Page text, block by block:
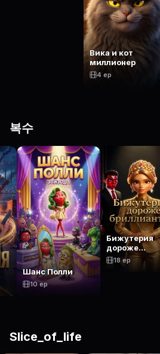
Вика и кот
миллионер
4 ep
복수
Шанс Полли
10 ep
Бижутерия
дороже
бриллиантов
18 ep
Slice_of_life